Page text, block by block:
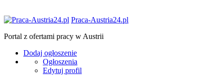
Praca-Austria24.pl
Portal z ofertami pracy w Austrii
Dodaj ogłoszenie
Ogłoszenia
Edytuj profil